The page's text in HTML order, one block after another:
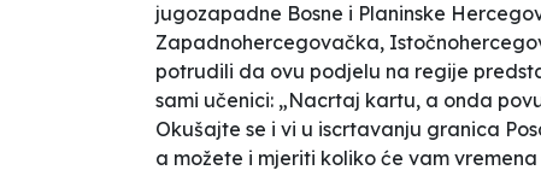
jugozapadne Bosne i Planinske
Zapadnohercegovačka,
potrudili da ovu podjelu na regije
sami učenici: „Nacrtaj kartu, a onda
Okušajte se i vi u iscrtavanju granica
a možete i mjeriti koliko će vam